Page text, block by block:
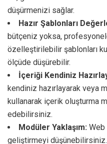
düşürmenizi sağlar.
Hazır Şablonları
bütçeniz yoksa,
özelleştirilebilir şablonları
ölçüde düşürebilir.
İçeriği Kendiniz
kendiniz hazırlayarak veya
kullanarak içerik oluşturma
edebilirsiniz.
Modüler Yaklaşım: Web
geliştirmeyi